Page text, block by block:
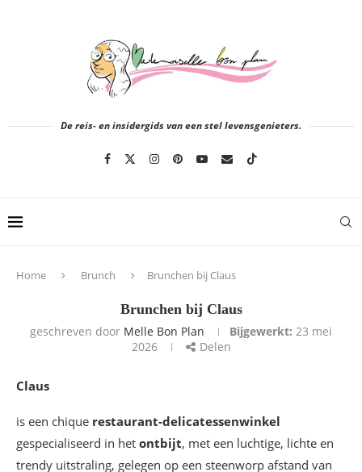
De reis- en insidergids van een stel levensgenieters.
Home Brunch Brunchen bij Claus
Brunchen bij Claus
geschreven door Melle Bon Plan Bijgewerkt: 23 mei
2026
Delen
Claus
is een chique restaurant-delicatessenwinkel
gespecialiseerd in het ontbijt, met een luchtige, lichte en
trendy uitstraling, gelegen op een steenworp afstand van